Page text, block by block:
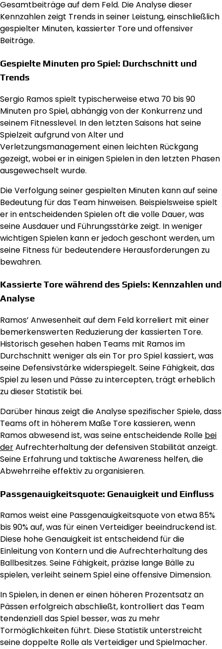
Gesamtbeiträge auf dem Feld. Die Analyse dieser
Kennzahlen zeigt Trends in seiner Leistung, einschließlich
gespielter Minuten, kassierter Tore und offensiver
Beiträge.
Gespielte Minuten pro Spiel: Durchschnitt und
Trends
Sergio Ramos spielt typischerweise etwa 70 bis 90
Minuten pro Spiel, abhängig von der Konkurrenz und
seinem Fitnesslevel. In den letzten Saisons hat seine
Spielzeit aufgrund von Alter und
Verletzungsmanagement einen leichten Rückgang
gezeigt, wobei er in einigen Spielen in den letzten Phasen
ausgewechselt wurde.
Die Verfolgung seiner gespielten Minuten kann auf seine
Bedeutung für das Team hinweisen. Beispielsweise spielt
er in entscheidenden Spielen oft die volle Dauer, was
seine Ausdauer und Führungsstärke zeigt. In weniger
wichtigen Spielen kann er jedoch geschont werden, um
seine Fitness für bedeutendere Herausforderungen zu
bewahren.
Kassierte Tore während des Spiels: Kennzahlen und
Analyse
Ramos’ Anwesenheit auf dem Feld korreliert mit einer
bemerkenswerten Reduzierung der kassierten Tore.
Historisch gesehen haben Teams mit Ramos im
Durchschnitt weniger als ein Tor pro Spiel kassiert, was
seine Defensivstärke widerspiegelt. Seine Fähigkeit, das
Spiel zu lesen und Pässe zu intercepten, trägt erheblich
zu dieser Statistik bei.
Darüber hinaus zeigt die Analyse spezifischer Spiele, dass
Teams oft in höherem Maße Tore kassieren, wenn
Ramos abwesend ist, was seine entscheidende Rolle bei
derAufrechterhaltung der defensiven Stabilität anzeigt.
Seine Erfahrung und taktische Awareness helfen, die
Abwehrreihe effektiv zu organisieren.
Passgenauigkeitsquote: Genauigkeit und Einfluss
Ramos weist eine Passgenauigkeitsquote von etwa 85%
bis 90% auf, was für einen Verteidiger beeindruckend ist.
Diese hohe Genauigkeit ist entscheidend für die
Einleitung von Kontern und die Aufrechterhaltung des
Ballbesitzes. Seine Fähigkeit, präzise lange Bälle zu
spielen, verleiht seinem Spiel eine offensive Dimension.
In Spielen, in denen er einen höheren Prozentsatz an
Pässen erfolgreich abschließt, kontrolliert das Team
tendenziell das Spiel besser, was zu mehr
Tormöglichkeiten führt. Diese Statistik unterstreicht
seine doppelte Rolle als Verteidiger und Spielmacher.